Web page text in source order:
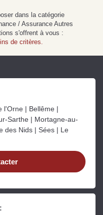
conséquences ?
Lire la suite
votre estimation
dans la catégorie
/ Assurance Autres
s'offrent à vous :
de critères.
l'Orne | Bellême |
Sarthe | Mortagne-au-
des Nids | Sées | Le